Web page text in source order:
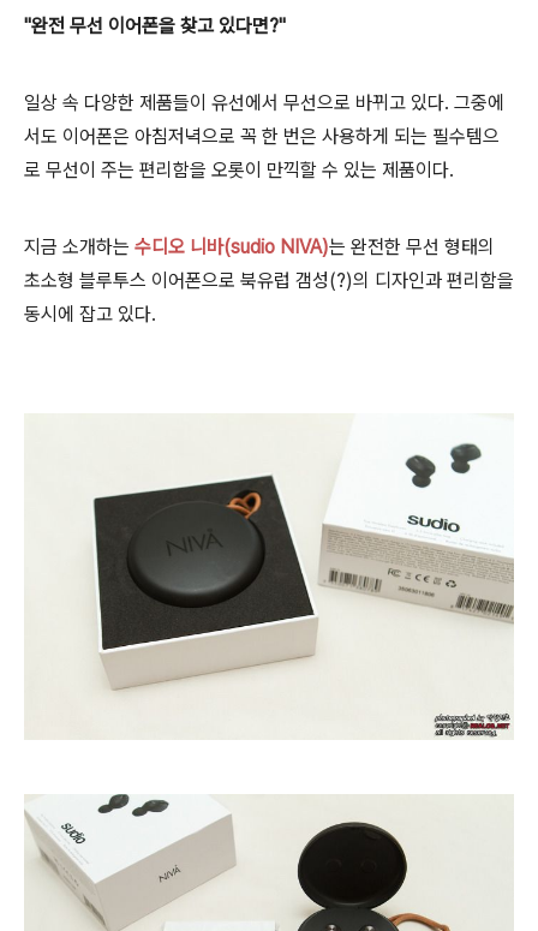
"완전 무선 이어폰을 찾고 있다면?"
일상 속 다양한 제품들이 유선에서 무선으로 바뀌고 있다. 그중에
서도 이어폰은 아침저녁으로 꼭 한 번은 사용하게 되는 필수템으
로 무선이 주는 편리함을 오롯이 만끽할 수 있는 제품이다.
지금 소개하는 수디오 니바(sudio NIVA)는 완전한 무선 형태의
초소형 블루투스 이어폰으로 북유럽 갬성(?)의 디자인과 편리함을
동시에 잡고 있다.